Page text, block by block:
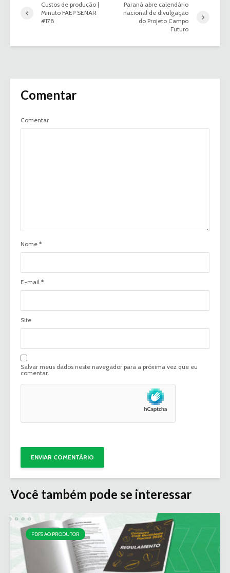
Custos de produção |
Minuto FAEP SENAR
#178
Paraná abre calendário
nacional de divulgação
do Projeto Campo
Futuro
Comentar
Comentar
Nome *
E-mail *
Site
Salvar meus dados neste navegador para a próxima vez que eu
comentar.
Você também pode se interessar
PDFS AO PRODUTOR